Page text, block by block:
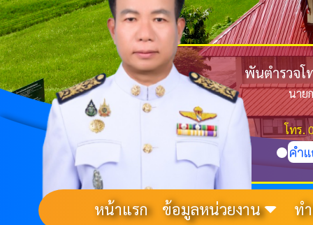
พันตำรวจ
นาย
โทร.
คำ
หน้าแรก ข้อมูลหน่วยงาน ท